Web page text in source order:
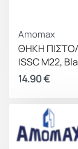
Amomax
ΘΗΚΗ
ISSC M22,
14.90€